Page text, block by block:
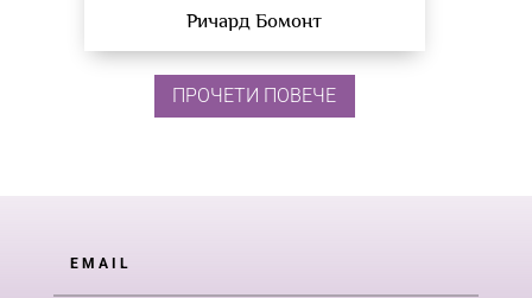
Ричард Бомонт
ПРОЧЕТИ ПОВЕЧЕ